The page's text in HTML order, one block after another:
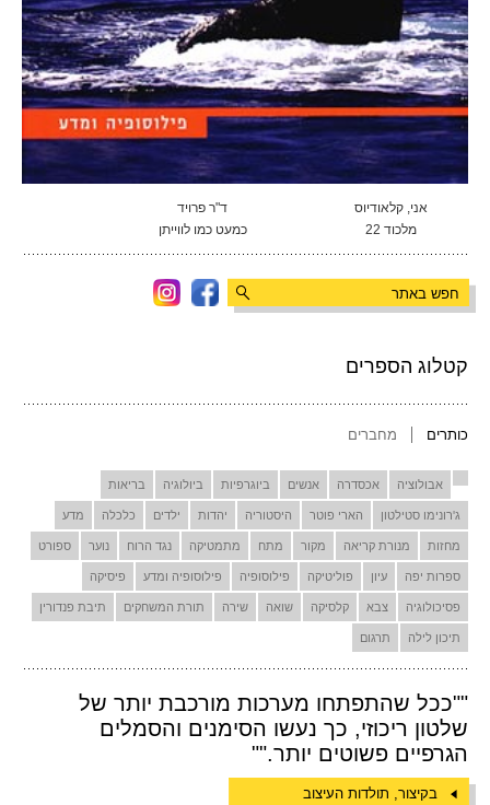
קטלוג הספרים
כותרים מחברים
אבולוציה אכסדרה אנשים ביוגרפיות ביולוגיה בריאות
ג'רונימו סטילטון הארי פוטר היסטוריה יהדות ילדים כלכלה מדע
מחזות מנורת קריאה מקור מתח מתמטיקה נגד הרוח נוער ספורט
ספרות יפה עיון פוליטיקה פילוסופיה פילוסופיה ומדע פיסיקה
פסיכולוגיה צבא קלסיקה שואה שירה תורת המשחקים תיבת פנדורין
תיכון לילה תרגום
""ככל שהתפתחו מערכות מורכבת יותר של
שלטון ריכוזי, כך נעשו הסימנים והסמלים
הגרפיים פשוטים יותר.""
בקיצור, תולדות העיצוב
אני, קלאודיוס
ד"ר פרויד
מלכוד 22
כמעט כמו לווייתן